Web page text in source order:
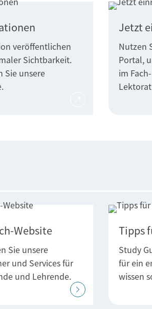
veröffentlichen
Sichtbarkeit.
Sie unsere
Jetzt
Nutzen
Portal,
im Fach-
Website
Sie unsere
und Services für
und Lehrende.
Tipps
Study
für ein
wissen